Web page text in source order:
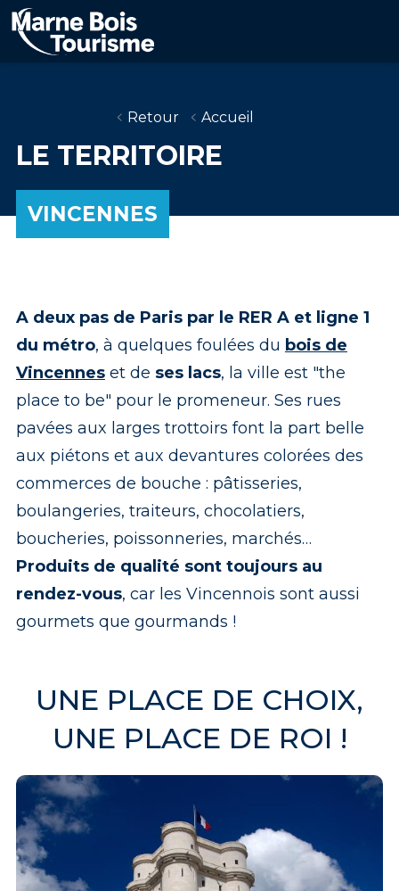
Aller
au
contenu
principal
Retour Accueil
LE TERRITOIRE
VINCENNES
A deux pas de Paris par le RER A et ligne 1
du métro, à quelques foulées du bois de
Vincenneset de ses lacs, la ville est "the
place to be" pour le promeneur. Ses rues
pavées aux larges trottoirs font la part belle
aux piétons et aux devantures colorées des
commerces de bouche : pâtisseries,
boulangeries, traiteurs, chocolatiers,
boucheries, poissonneries, marchés…
Produits de qualité sont toujours au
rendez-vous, car les Vincennois sont aussi
gourmets que gourmands !
UNE PLACE DE CHOIX,
UNE PLACE DE ROI !